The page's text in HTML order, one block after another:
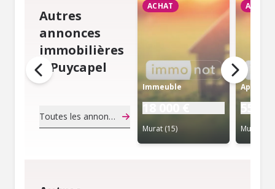
Autres
annonces
immobilières
à Puycapel
Toutes les annonces de notaire
ACHAT
Immeuble
Murat (15)
ACHAT
Murat (15)